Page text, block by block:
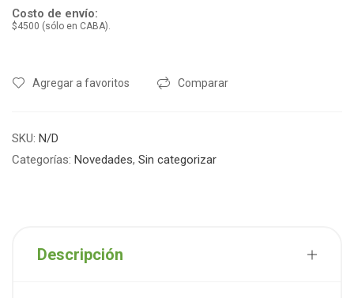
Costo de envío:
$4500 (sólo en CABA).
Agregar a favoritos Comparar
SKU: N/D
Categorías: Novedades, Sin categorizar
Descripción